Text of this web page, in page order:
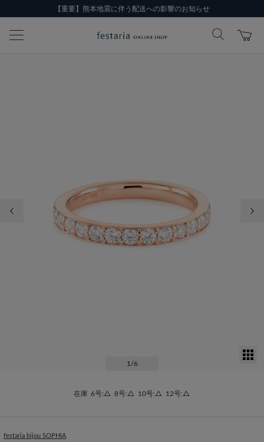
【重要】熊本地震に伴う配送への影響のお知らせ
1 /6
在庫 6号:△ 8号:△ 10号:△ 12号:△
festaria bijou SOPHIA